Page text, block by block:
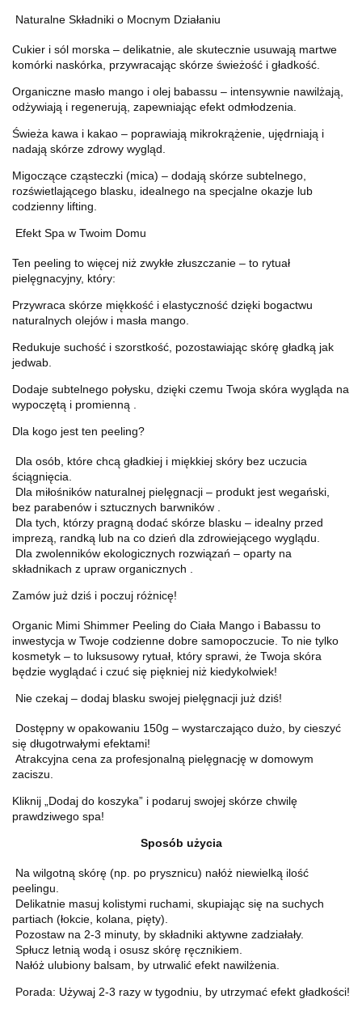
Naturalne Składniki o Mocnym Działaniu
Cukier i sól morska – delikatnie, ale skutecznie usuwają martwe
komórki naskórka, przywracając skórze świeżość i gładkość.
Organiczne masło mango i olej babassu – intensywnie nawilżają,
odżywiają i regenerują, zapewniając efekt odmłodzenia.
Świeża kawa i kakao – poprawiają mikrokrążenie, ujędrniają i
nadają skórze zdrowy wygląd.
Migoczące cząsteczki (mica) – dodają skórze subtelnego,
rozświetlającego blasku, idealnego na specjalne okazje lub
codzienny lifting.
Efekt Spa w Twoim Domu
Ten peeling to więcej niż zwykłe złuszczanie – to rytuał
pielęgnacyjny, który:
Przywraca skórze miękkość i elastyczność dzięki bogactwu
naturalnych olejów i masła mango.
Redukuje suchość i szorstkość, pozostawiając skórę gładką jak
jedwab.
Dodaje subtelnego połysku, dzięki czemu Twoja skóra wygląda na
wypoczętą i promienną .
Dla kogo jest ten peeling?
Dla osób, które chcą gładkiej i miękkiej skóry bez uczucia
ściągnięcia.
Dla miłośników naturalnej pielęgnacji – produkt jest wegański,
bez parabenów i sztucznych barwników .
Dla tych, którzy pragną dodać skórze blasku – idealny przed
imprezą, randką lub na co dzień dla zdrowiejącego wyglądu.
Dla zwolenników ekologicznych rozwiązań – oparty na
składnikach z upraw organicznych .
Zamów już dziś i poczuj różnicę!
Organic Mimi Shimmer Peeling do Ciała Mango i Babassu to
inwestycja w Twoje codzienne dobre samopoczucie. To nie tylko
kosmetyk – to luksusowy rytuał, który sprawi, że Twoja skóra
będzie wyglądać i czuć się piękniej niż kiedykolwiek!
Nie czekaj – dodaj blasku swojej pielęgnacji już dziś!
Dostępny w opakowaniu 150g – wystarczająco dużo, by cieszyć
się długotrwałymi efektami!
Atrakcyjna cena za profesjonalną pielęgnację w domowym
zaciszu.
Kliknij „Dodaj do koszyka” i podaruj swojej skórze chwilę
prawdziwego spa!
Sposób użycia
Na wilgotną skórę (np. po prysznicu) nałóż niewielką ilość
peelingu.
Delikatnie masuj kolistymi ruchami, skupiając się na suchych
partiach (łokcie, kolana, pięty).
Pozostaw na 2-3 minuty, by składniki aktywne zadziałały.
Spłucz letnią wodą i osusz skórę ręcznikiem.
Nałóż ulubiony balsam, by utrwalić efekt nawilżenia.
Porada: Używaj 2-3 razy w tygodniu, by utrzymać efekt gładkości!